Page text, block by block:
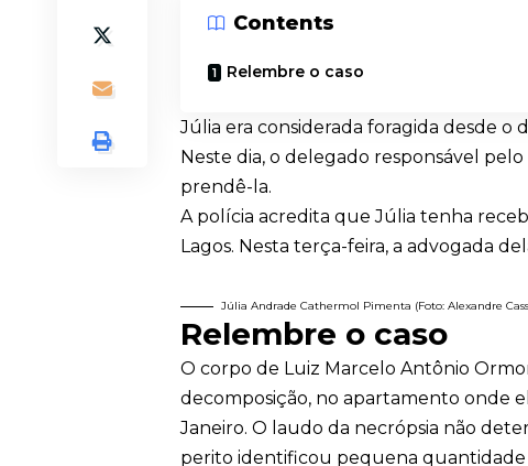
Contents
Relembre o caso
Júlia era considerada foragida desde
Neste dia, o delegado responsável
prendê-la.
A polícia acredita que Júlia tenha
Lagos. Nesta terça-feira, a advogada
Júlia Andrade Cathermol Pimenta (Foto: Alexandre
Relembre o caso
O corpo de Luiz Marcelo Antônio
decomposição, no apartamento onde
Janeiro. O laudo da necrópsia não
perito identificou pequena quantidade